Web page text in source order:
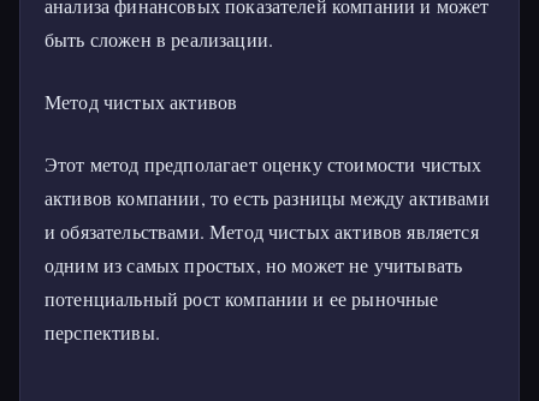
анализа финансовых показателей компании и может
быть сложен в реализации.
Метод чистых активов
Этот метод предполагает оценку стоимости чистых
активов компании, то есть разницы между активами
и обязательствами. Метод чистых активов является
одним из самых простых, но может не учитывать
потенциальный рост компании и ее рыночные
перспективы.